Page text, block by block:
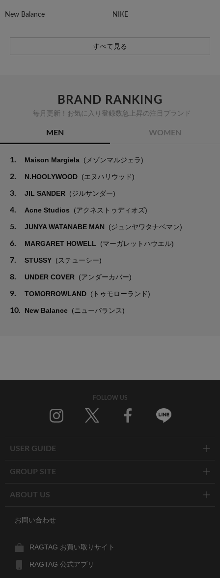
New Balance NIKE
すべて見る
BRAND RANKING
毎月更新！お気に入り登録数急上昇の注目ブランド
MEN WOMEN
1. Maison Margiela (メゾンマルジェラ)
2. N.HOOLYWOOD (エヌハリウッド)
3. JIL SANDER (ジルサンダー)
4. Acne Studios (アクネストゥディオズ)
5. JUNYA WATANABE MAN (ジュンヤワタナベマン)
6. MARGARET HOWELL (マーガレットハウエル)
7. STUSSY (ステューシー)
8. UNDER COVER (アンダーカバー)
9. TOMORROWLAND (トゥモローランド)
10. New Balance (ニューバランス)
FOLLOW US
USER GUIDE
GROUP SITE
ABOUT US
お問い合わせ
RAGTAG お買い取りサイト
RAGTAG 公式アプリ